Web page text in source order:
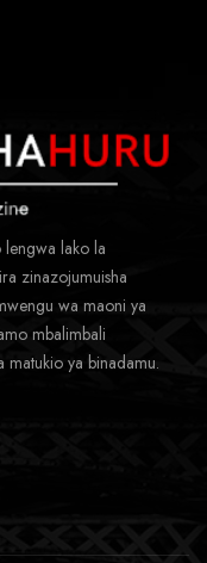
lako la
zinazojumuisha
wa maoni ya
mbalimbali
matukio ya binadamu.